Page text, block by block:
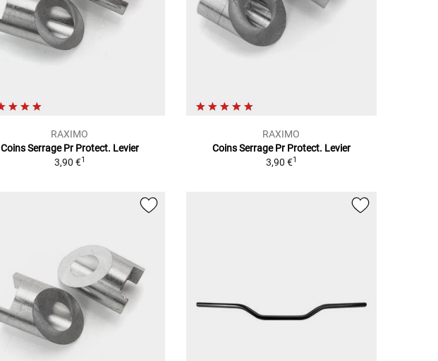
RAXIMO
Coins Serrage Pr Protect. Levier
3,90 €1
RAXIMO
Coins Serrage Pr Protect. Levier
3,90 €1